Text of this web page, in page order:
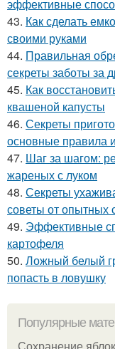
эффективные
43. Как сделать
своими руками
44. Правильная
секреты заботы за
45. Как
квашеной капусты
46. Секреты
основные правила
47. Шаг за шагом:
жареных с луком
48. Секреты
советы от опытных
49. Эффективные
картофеля
50. Ложный белый
попасть в ловушку
Популярные
Сохранение